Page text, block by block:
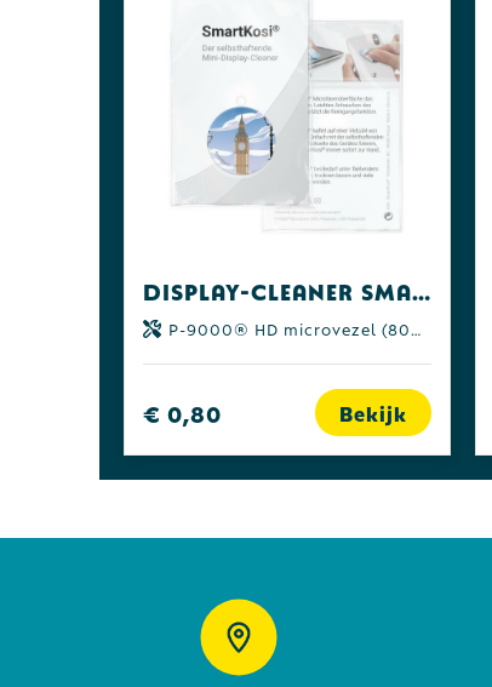
Display-Cleaner SmartKosi®- 4 w. levertijd! all-inclusive-pakket
P-9000® HD microvezel (80% polyester | 20% polyamide)
€ 0,80 Bekijk